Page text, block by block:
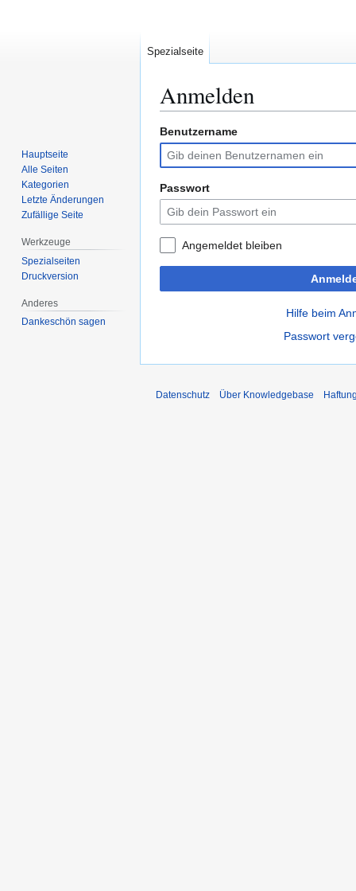
Anmelden
Zur
Navigation
springen
Zur
Suche
springen
Benutzername
Passwort
Angemeldet bleiben
Hilfe beim
Passwort
Spezialseite
Hauptseite
Alle Seiten
Kategorien
Letzte Änderungen
Zufällige Seite
Werkzeuge
Spezialseiten
Druckversion
Anderes
Dankeschön sagen
Datenschutz Über Knowledgebase